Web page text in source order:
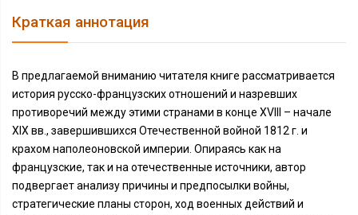
Краткая аннотация
В предлагаемой вниманию читателя книге рассматривается
история русско-французских отношений и назревших
противоречий между этими странами в конце XVIII – начале
XIX вв., завершившихся Отечественной войной 1812 г. и
крахом наполеоновской империи. Опираясь как на
французские, так и на отечественные источники, автор
подвергает анализу причины и предпосылки войны,
стратегические планы сторон, ход военных действий и